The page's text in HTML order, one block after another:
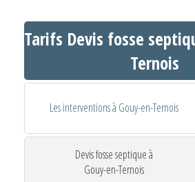
Tarifs Devis fosse
Ternois
Les interventions à Gouy-en-Ternois
Devis fosse septique à
Gouy-en-Ternois